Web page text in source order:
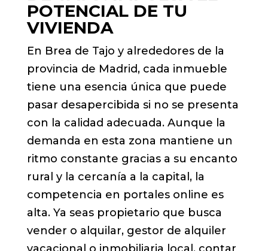
POTENCIAL DE TU
VIVIENDA
En Brea de Tajo y alrededores de la
provincia de Madrid, cada inmueble
tiene una esencia única que puede
pasar desapercibida si no se presenta
con la calidad adecuada. Aunque la
demanda en esta zona mantiene un
ritmo constante gracias a su encanto
rural y la cercanía a la capital, la
competencia en portales online es
alta. Ya seas propietario que busca
vender o alquilar, gestor de alquiler